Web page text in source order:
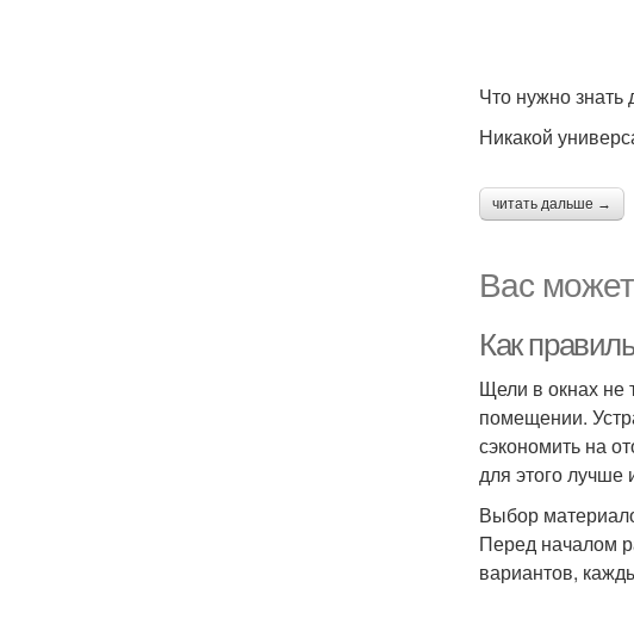
Что нужно
Никакой
читать дальше →
Вас
Как
Щели в окнах не
помещении.
сэкономить на
для этого лучше
Выбор
Перед началом
вариантов,